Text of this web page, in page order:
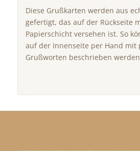
Diese Grußkarten werden aus
gefertigt, das auf der Rückseite
Papierschicht versehen ist. So
auf der Innenseite per Hand mit
Grußworten beschrieben